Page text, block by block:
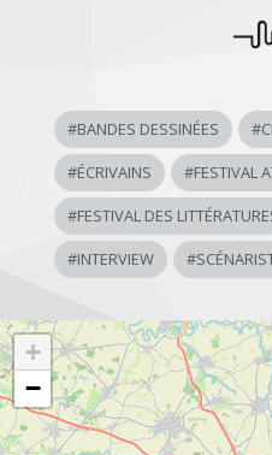
#BANDES DESSINÉES #
#ÉCRIVAINS #FESTIVAL
#FESTIVAL DES
#INTERVIEW #
+
−